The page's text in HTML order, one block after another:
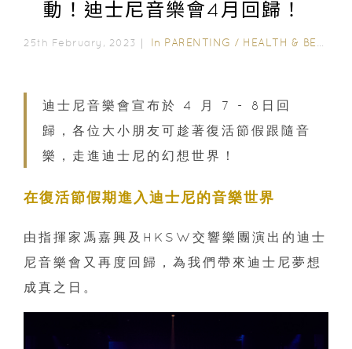
動！迪士尼音樂會4月回歸！
25th February, 2023｜ In PARENTING / HEALTH & BEAUTY
迪士尼音樂會宣布於 4 月 7 - 8日回
歸，各位大小朋友可趁著復活節假跟隨音
樂，走進迪士尼的幻想世界！
在復活節假期進入迪士尼的音樂世界
由指揮家馮嘉興及HKSW交響樂團演出的迪士
尼音樂會又再度回歸，為我們帶來迪士尼夢想
成真之日。